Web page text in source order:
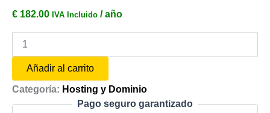
€ 182.00 IVA Incluido / año
Añadir al carrito
Categoría: Hosting y Dominio
Pago seguro garantizado